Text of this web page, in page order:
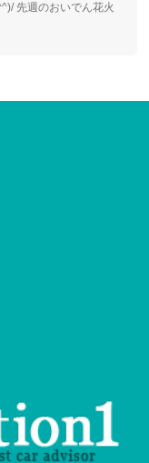
先週のおいでん花火